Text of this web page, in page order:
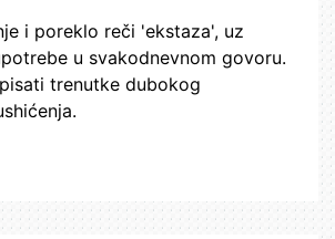
i poreklo reči 'ekstaza', uz
u svakodnevnom govoru.
trenutke dubokog